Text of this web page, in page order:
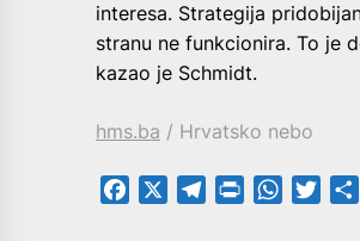
interesa. Strategija
stranu ne funkcionira. To je
kazao je Schmidt.
hms.ba / Hrvatsko nebo
Facebook TelegramPrintFriendly